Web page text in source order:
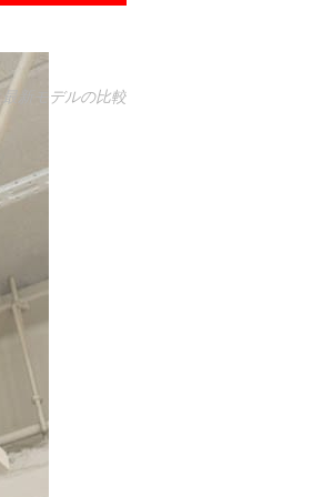
新モデルの比較